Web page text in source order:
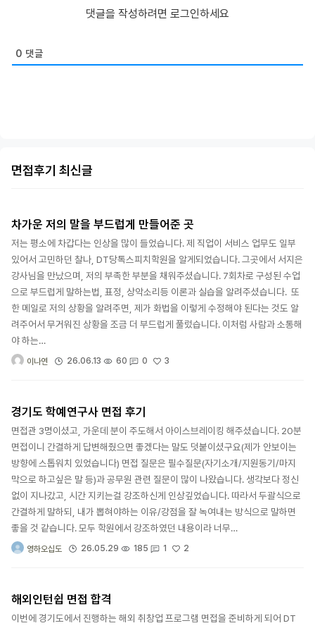
댓글을 작성하려면 로그인하세요
0 댓글
면접후기 최신글
차가운 저의 말을 부드럽게 만들어준 곳
저는 평소에 차갑다는 인상을 많이 들었습니다. 제 직업이 서비스 업무도 일부
있어서 고민하던 찰나, DT당톡스피치학원을 알게되었습니다. 그곳에서 서지은
강사님을 만났으며, 저의 부족한 부분을 채워주셨습니다. 7회차로 구성된 수업
으로 부드럽게 말하는법, 표정, 상악소리등 이론과 실습을 알려주셨습니다. 또
한 메일로 저의 상황을 알려주면, 제가 화법을 이렇게 수정해야 된다는 것도 알
려주어서 무거워진 상황을 조금 더 부드럽게 풀렀습니다. 이처럼 사람과 소통해
야 하는…
이나연 26.06.13 60 0 3
경기도 학예연구사 면접 후기
면접관 3명이셨고, 가운데 분이 주도해서 아이스브레이킹 해주셨습니다. 20분
면접이니 간결하게 답변해줬으면 좋겠다는 말도 덧붙이셨구요(제가 안보이는
방향에 스톱워치 있었습니다) 면접 질문은 필수질문(자기소개/지원동기/마지
막으로 하고싶은 말 등)과 공무원 관련 질문이 많이 나왔습니다. 생각보다 정신
없이 지나갔고, 시간 지키는걸 강조하신게 인상깊었습니다. 따라서 두괄식으로
간결하게 말하되, 내가 뽑혀야하는 이유/강점을 잘 녹여내는 방식으로 말하면
좋을 것 같습니다. 모두 학원에서 강조하였던 내용이라 너무…
영하오십도 26.05.29 185 1 2
해외인턴쉽 면접 합격
이번에 경기도에서 진행하는 해외 취창업 프로그램 면접을 준비하게 되어 DT